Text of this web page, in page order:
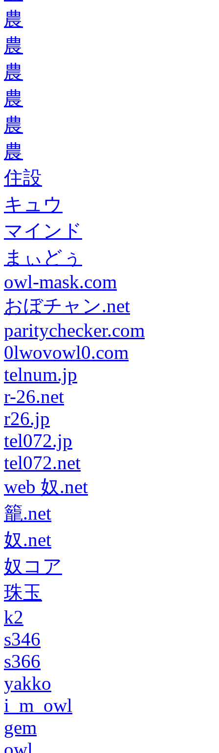
農
農
農
農
農
農
住設
キュウ
マインド
まぃどぅ
owl-mask.com
おぼチャン.net
paritychecker.com
0lwovowl0.com
telnum.jp
r-26.net
r26.jp
tel072.jp
tel072.net
web 奴.net
籠.net
奴.net
奴コア
珠玉
k2
s346
s366
yakko
i_m_owl
gem